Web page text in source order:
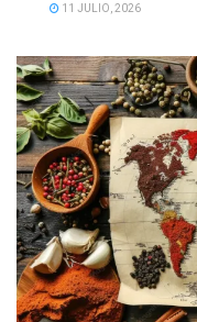
11 JULIO, 2026